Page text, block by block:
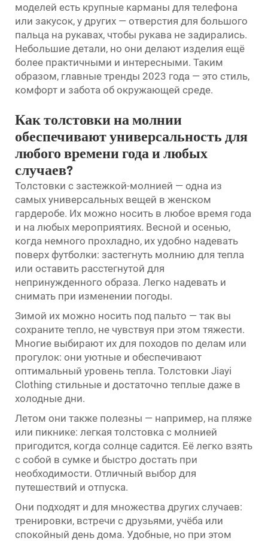
моделей есть крупные карманы для телефона
или закусок, у других — отверстия для большого
пальца на рукавах, чтобы рукава не задирались.
Небольшие детали, но они делают изделия ещё
более практичными и интересными. Таким
образом, главные тренды 2023 года — это стиль,
комфорт и забота об окружающей среде.
Как толстовки на молнии
обеспечивают универсальность для
любого времени года и любых
случаев?
Толстовки с застежкой-молнией — одна из
самых универсальных вещей в женском
гардеробе. Их можно носить в любое время года
и на любых мероприятиях. Весной и осенью,
когда немного прохладно, их удобно надевать
поверх футболки: застегнуть молнию для тепла
или оставить расстегнутой для
непринужденного образа. Легко надевать и
снимать при изменении погоды.
Зимой их можно носить под пальто — так вы
сохраните тепло, не чувствуя при этом тяжести.
Многие выбирают их для походов по делам или
прогулок: они уютные и обеспечивают
оптимальный уровень тепла. Толстовки Jiayi
Clothing стильные и достаточно теплые даже в
холодные дни.
Летом они также полезны — например, на пляже
или пикнике: легкая толстовка с молнией
пригодится, когда солнце садится. Её легко взять
с собой в сумке и быстро достать при
необходимости. Отличный выбор для
путешествий и отпуска.
Они подходят и для множества других случаев:
тренировки, встречи с друзьями, учёба или
спокойный день дома. Удобные, но при этом